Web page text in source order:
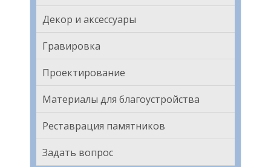
Декор и аксессуары
Гравировка
Проектирование
Материалы для благоустройства
Реставрация памятников
Задать вопрос